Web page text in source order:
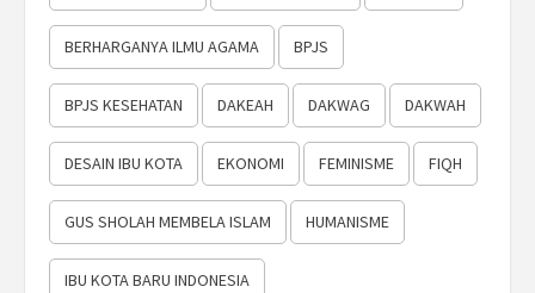
BERHARGANYA ILMU AGAMA BPJS
BPJS KESEHATAN DAKEAH DAKWAG DAKWAH
DESAIN IBU KOTA EKONOMI FEMINISME FIQH
GUS SHOLAH MEMBELA ISLAM HUMANISME
IBU KOTA BARU INDONESIA